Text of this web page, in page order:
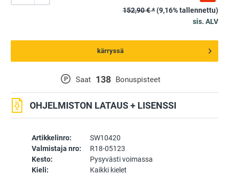
Artikkelinro:
SW10420
Valmistaja nro:
R18-05123
Kesto:
Pysyvästi voimassa
Kieli:
Kaikki kielet
P Saat 138 Bonuspisteet
OHJELMISTON LATAUS + LISENSSI
152,90 € *(9,16% tallennettu)
sis. ALV
kärryssä